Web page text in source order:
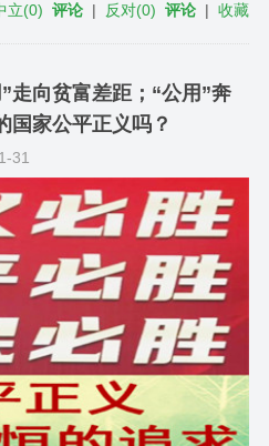
立(0) 评论 | 反对(0) 评论 |收藏
走向贫富差距；“公用”奔
家公平正义吗？
31